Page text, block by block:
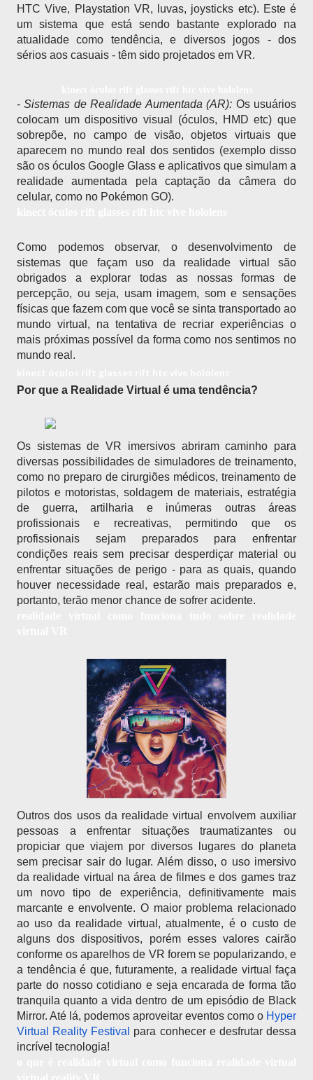
HTC Vive, Playstation VR, luvas, joysticks etc). Este é
um sistema que está sendo bastante explorado na
atualidade como tendência, e diversos jogos - dos
sérios aos casuais - têm sido projetados em VR.
- Sistemas de Realidade Aumentada (AR): Os usuários
colocam um dispositivo visual (óculos, HMD etc) que
sobrepõe, no campo de visão, objetos virtuais que
aparecem no mundo real dos sentidos (exemplo disso
são os óculos Google Glass e aplicativos que simulam a
realidade aumentada pela captação da câmera do
celular, como no Pokémon GO).
Como podemos observar, o desenvolvimento de
sistemas que façam uso da realidade virtual são
obrigados a explorar todas as nossas formas de
percepção, ou seja, usam imagem, som e sensações
físicas que fazem com que você se sinta transportado ao
mundo virtual, na tentativa de recriar experiências o
mais próximas possível da forma como nos sentimos no
mundo real.
Por que a Realidade Virtual é uma tendência?
Os sistemas de VR imersivos abriram caminho para
diversas possibilidades de simuladores de treinamento,
como no preparo de cirurgiões médicos, treinamento de
pilotos e motoristas, soldagem de materiais, estratégia
de guerra, artilharia e inúmeras outras áreas
profissionais e recreativas, permitindo que os
profissionais sejam preparados para enfrentar
condições reais sem precisar desperdiçar material ou
enfrentar situações de perigo - para as quais, quando
houver necessidade real, estarão mais preparados e,
portanto, terão menor chance de sofrer acidente.
Outros dos usos da realidade virtual envolvem auxiliar
pessoas a enfrentar situações traumatizantes ou
propiciar que viajem por diversos lugares do planeta
sem precisar sair do lugar. Além disso, o uso imersivo
da realidade virtual na área de filmes e dos games traz
um novo tipo de experiência, definitivamente mais
marcante e envolvente. O maior problema relacionado
ao uso da realidade virtual, atualmente, é o custo de
alguns dos dispositivos, porém esses valores cairão
conforme os aparelhos de VR forem se popularizando, e
a tendência é que, futuramente, a realidade virtual faça
parte do nosso cotidiano e seja encarada de forma tão
tranquila quanto a vida dentro de um episódio de Black
Mirror. Até lá, podemos aproveitar eventos como o Hyper
Virtual Reality Festival
para conhecer e desfrutar dessa
incrível tecnologia!